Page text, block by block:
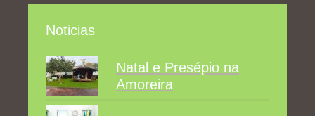
Noticias
Natal e Presépio na
Amoreira